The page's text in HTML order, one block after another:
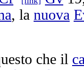
, la nuova
che il